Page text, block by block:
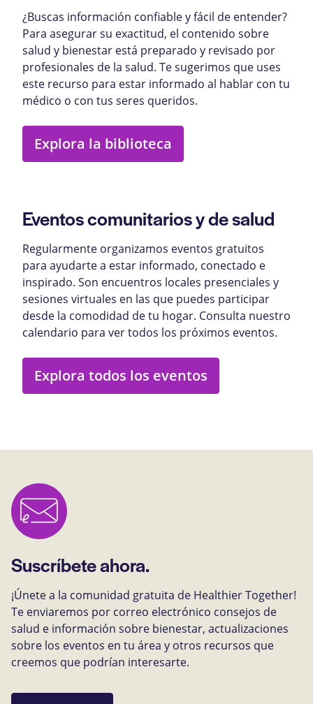
¿Buscas información confiable y fácil de entender?
Para asegurar su exactitud, el contenido sobre
salud y bienestar está preparado y revisado por
profesionales de la salud. Te sugerimos que uses
este recurso para estar informado al hablar con tu
médico o con tus seres queridos.
Explora la biblioteca
Eventos comunitarios y de salud
Regularmente organizamos eventos gratuitos
para ayudarte a estar informado, conectado e
inspirado. Son encuentros locales presenciales y
sesiones virtuales en las que puedes participar
desde la comodidad de tu hogar. Consulta nuestro
calendario para ver todos los próximos eventos.
Explora todos los eventos
Suscríbete ahora.
¡Únete a la comunidad gratuita de Healthier Together!
Te enviaremos por correo electrónico consejos de
salud e información sobre bienestar, actualizaciones
sobre los eventos en tu área y otros recursos que
creemos que podrían interesarte.